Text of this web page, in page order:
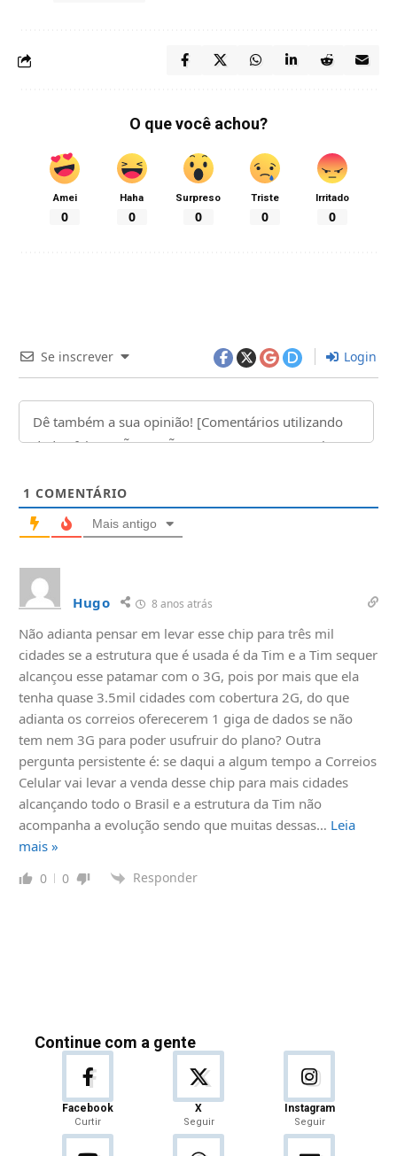
O que você achou?
Amei
0
Haha
0
Surpreso
0
Triste
0
Irritado
0
Se inscrever Login
1 COMENTÁRIO
Mais antigo
Hugo 8 anos atrás
Não adianta pensar em levar esse chip para três mil
cidades se a estrutura que é usada é da Tim e a Tim sequer
alcançou esse patamar com o 3G, pois por mais que ela
tenha quase 3.5mil cidades com cobertura 2G, do que
adianta os correios oferecerem 1 giga de dados se não
tem nem 3G para poder usufruir do plano? Outra
pergunta persistente é: se daqui a algum tempo a Correios
Celular vai levar a venda desse chip para mais cidades
alcançando todo o Brasil e a estrutura da Tim não
acompanha a evolução sendo que muitas dessas… Leia
mais »
0 0 Responder
Continue com a gente
Facebook
Curtir
X
Seguir
Instagram
Seguir